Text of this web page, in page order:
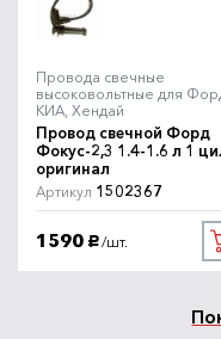
Провода свечные
высоковольтные для
КИА, Хендай
Провод свечной Форд
Фокус-2,3 1.4-1.6 л 1
оригинал
Артикул 1502367
1590 руб. /шт.